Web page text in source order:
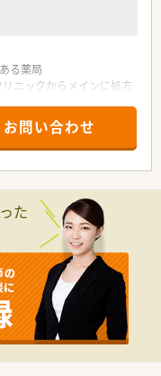
る薬局
ニックからメインに処方
るため在宅医療にも対
っています！急なお休み
お問い合わせ
た